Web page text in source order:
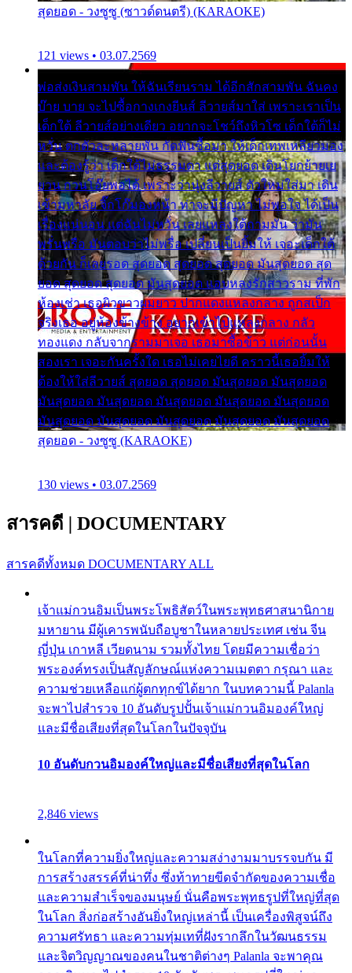
สุดยอด - วงซูซู (ซาวด์ดนตรี) (KARAOKE)
121 views • 03.07.2569
พ่อส่งเงินสามพัน ให้ฉันเรียนราม ได้อีกสักสามพัน ฉันคง
บ๊าย บาย จะไปซื้อกางเกงยีนส์ ลีวายส์มาใส่ เพราะเราเป็น
เด็กใต้ ลีวายส์อย่างเดียว อยากจะโชว์ถึงหิวโซ เด็กใต้ก็ไม่
หวั่น ตกตัวละหลายพัน กัดฟันซื้อมา ให้เด็กเทพเหลียวมอง
และต้องรู้ว่า เด็กใต้ไม่ธรรมดา แต่สุดยอด เดินโยกย้ายเย
ยวน กวนโอ๊ยพอได้ เพราะว่านุ่งลีวายส์ ตัวใหม่ใส่มา เดิน
เข้ามหาลัย จิ๊กโก๊มองหน้า ท่าจะมีปัญหา ไม่พอใจ ได้เป็น
เรื่องแน่นอน แต่ฉันไม่หวั่น เลยแหลงใต้ถามมัน ว่ามัน
พรั่นพรือ มันตอบว่าไม่พรื่อ เปลี่ยนเป็นยิ้มให้ เจอะเด็กใต้
ด้วยกัน ก็เลยรอด สุดยอด สุดยอด สุดยอด มันสุดยอด สุด
ยอด สุดยอด สุดยอด มันสุดยอด แอบหลงรักสาวราม ที่พัก
ห้องเช่า เธอผิวขาวผมยาว ปากแดงแหลงกลาง ถูกสเป็ก
จริงเธอ อยู่ห้องข้างข้าง อยากเข้าไปแหลงกลาง กลัว
ทองแดง กลับจากรามมาเจอ เธอมาซื้อข้าว แต่ก่อนนั้น
สองเรา เจอะกันครั้งใด เธอไม่เคยไยดี คราวนี้เธอยิ้มให้
ต้องให้ใส่ลีวายส์ สุดยอด สุดยอด มันสุดยอด มันสุดยอด
มันสุดยอด มันสุดยอด มันสุดยอด มันสุดยอด มันสุดยอด
มันสุดยอด มันสุดยอด มันสุดยอด มันสุดยอด มันสุดยอด
สุดยอด - วงซูซู (KARAOKE)
130 views • 03.07.2569
สารคดี | DOCUMENTARY
สารคดีทั้งหมด DOCUMENTARY ALL
เจ้าแม่กวนอิมเป็นพระโพธิสัตว์ในพระพุทธศาสนานิกาย
มหายาน มีผู้เคารพนับถือบูชาในหลายประเทศ เช่น จีน
ญี่ปุ่น เกาหลี เวียดนาม รวมทั้งไทย โดยมีความเชื่อว่า
พระองค์ทรงเป็นสัญลักษณ์แห่งความเมตตา กรุณา และ
ความช่วยเหลือแก่ผู้ตกทุกข์ได้ยาก ในบทความนี้ Palanla
จะพาไปสำรวจ 10 อันดับรูปปั้นเจ้าแม่กวนอิมองค์ใหญ่
และมีชื่อเสียงที่สุดในโลกในปัจจุบัน
10 อันดับกวนอิมองค์ใหญ่และมีชื่อเสียงที่สุดในโลก
2,846 views
ในโลกที่ความยิ่งใหญ่และความสง่างามมาบรรจบกัน มี
การสร้างสรรค์ที่น่าทึ่ง ซึ่งท้าทายขีดจำกัดของความเชื่อ
และความสำเร็จของมนุษย์ นั่นคือพระพุทธรูปที่ใหญ่ที่สุด
ในโลก สิ่งก่อสร้างอันยิ่งใหญ่เหล่านี้ เป็นเครื่องพิสูจน์ถึง
ความศรัทธา และความทุ่มเทที่ฝังรากลึกในวัฒนธรรม
และจิตวิญญาณของคนในชาติต่างๆ Palanla จะพาคุณ